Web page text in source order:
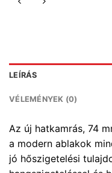
LEÍRÁS
VÉLEMÉNYEK (0)
Az új hatkamrás, 74
a modern ablakok
jó hőszigetelési